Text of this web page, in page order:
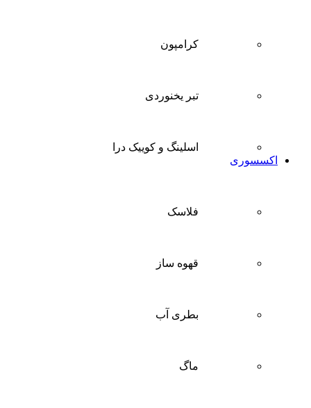
کرامپون
تبر یخنوردی
اسلینگ و کوییک درا
اکسسوری
فلاسک
قهوه ساز
بطری آب
ماگ